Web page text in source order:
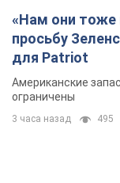
«Нам они тоже
просьбу
для Patriot
Американские
ограничены
3 часа назад 495